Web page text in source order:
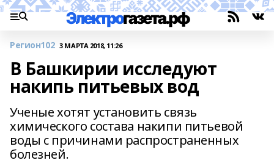
Регион102 3 МАРТА 2018, 11:26
В Башкирии исследуют
накипь питьевых вод
Ученые хотят установить связь
химического состава накипи питьевой
воды с причинами распространенных
болезней.